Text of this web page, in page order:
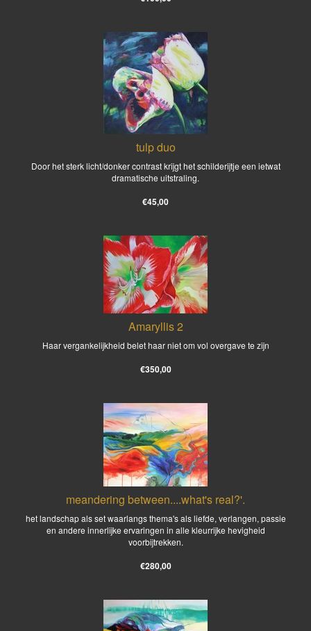
tulp duo
Door het sterk licht/donker contrast krijgt het schilderijtje een ietwat
dramatische uitstraling.
€45,00
Amaryllis 2
Haar vergankelijkheid belet haar niet om vol overgave te zijn
€350,00
meandering between....what's real?'.
het landschap als set waarlangs thema's als liefde, verlangen, passie
en andere innerlijke ervaringen in alle kleurrijke hevigheid
voorbijtrekken.
€280,00